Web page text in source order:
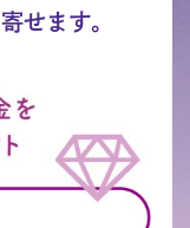
せます。